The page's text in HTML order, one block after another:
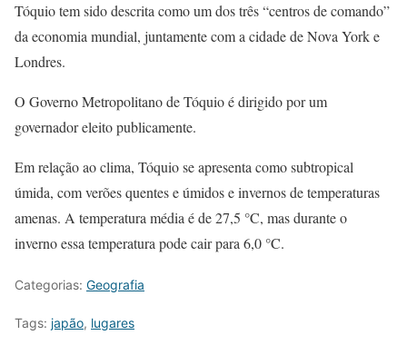
Tóquio tem sido descrita como um dos três “centros de comando”
da economia mundial, juntamente com a cidade de Nova York e
Londres.
O Governo Metropolitano de Tóquio é dirigido por um
governador eleito publicamente.
Em relação ao clima, Tóquio se apresenta como subtropical
úmida, com verões quentes e úmidos e invernos de temperaturas
amenas. A temperatura média é de 27,5 °C, mas durante o
inverno essa temperatura pode cair para 6,0 °C.
Categorias: Geografia
Tags: japão, lugares